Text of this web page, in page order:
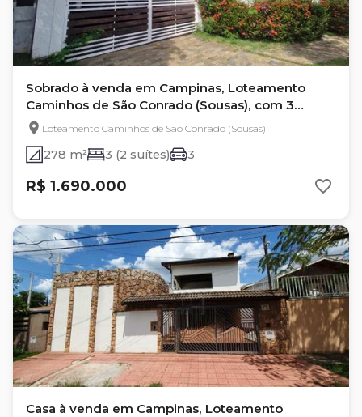
Sobrado à venda em Campinas, Loteamento
Caminhos de São Conrado (Sousas), com 3
quartos, com 278 m²
Loteamento Caminhos de São Conrado (Sousas)
278 m² 3 (2 suítes) 3
R$ 1.690.000
Casa à venda em Campinas, Loteamento